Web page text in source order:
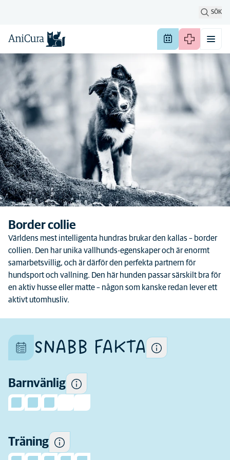
SÖK
Border collie
Världens mest intelligenta hundras brukar den kallas – border
collien. Den har unika vallhunds-egenskaper och är enormt
samarbetsvillig, och är därför den perfekta partnern för
hundsport och vallning. Den här hunden passar särskilt bra för
en aktiv husse eller matte – någon som kanske redan lever ett
aktivt utomhusliv.
SNABB FAKTA
Barnvänlig
Träning
Varje hund är en unik individ
och deras egenskaper skiljer
sig även inom rasen
Vissa hundar tenderar att vara
mer lekfulla och sällskapliga
runt barn och mer toleranta
mot barns beteende än
rasen behöver på en daglig
basis.
Hur mycket tidigare
erfarenhet som hundägare
överväger att skaffa denna
ras.